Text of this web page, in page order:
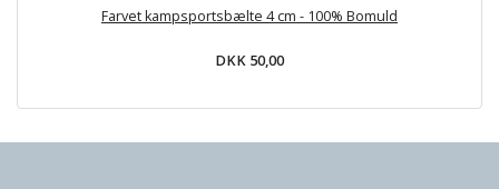
Farvet kampsportsbælte 4 cm - 100% Bomuld
DKK 50,00